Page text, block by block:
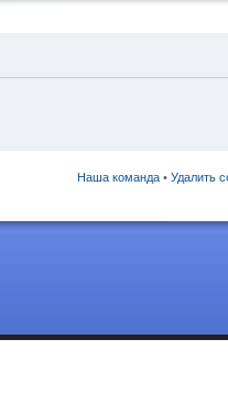
Наша команда • Удалить